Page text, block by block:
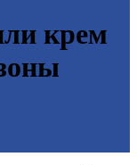
крем